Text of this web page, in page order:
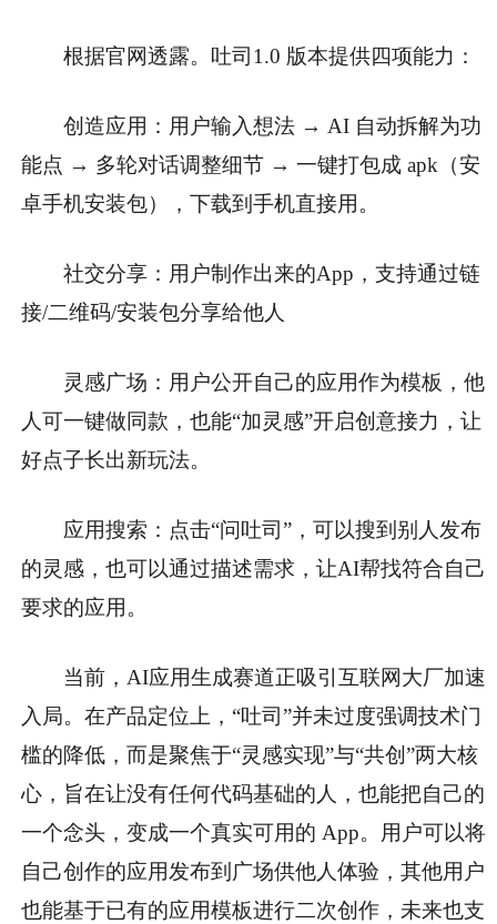
根据官网透露。吐司1.0 版本提供四项能力：
创造应用：用户输入想法 → AI 自动拆解为功
能点 → 多轮对话调整细节 → 一键打包成 apk（安
卓手机安装包），下载到手机直接用。
社交分享：用户制作出来的App，支持通过链
接/二维码/安装包分享给他人
灵感广场：用户公开自己的应用作为模板，他
人可一键做同款，也能“加灵感”开启创意接力，让
好点子长出新玩法。
应用搜索：点击“问吐司”，可以搜到别人发布
的灵感，也可以通过描述需求，让AI帮找符合自己
要求的应用。
当前，AI应用生成赛道正吸引互联网大厂加速
入局。在产品定位上，“吐司”并未过度强调技术门
槛的降低，而是聚焦于“灵感实现”与“共创”两大核
心，旨在让没有任何代码基础的人，也能把自己的
一个念头，变成一个真实可用的 App。用户可以将
自己创作的应用发布到广场供他人体验，其他用户
也能基于已有的应用模板进行二次创作，未来也支